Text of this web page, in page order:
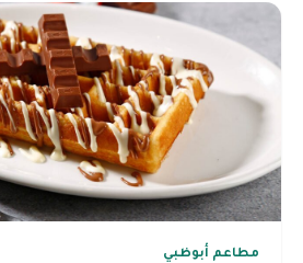
مطاعم أبوظبي